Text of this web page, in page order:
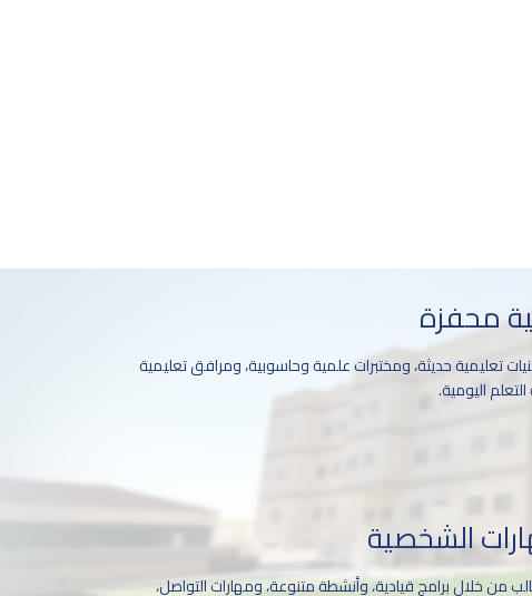
محفزة
تعليمية حديثة، ومختبرات علمية وحاسوبية، ومرافق تعليمية
اليومية.
الشخصية
من خلال برامج قيادية، وأنشطة متنوعة، ومهارات التواصل،